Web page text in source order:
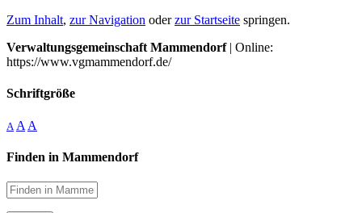
Zum Inhalt, zur Navigation oderzur Startseite springen.
Verwaltungsgemeinschaft Mammendorf| Online:
https://www.vgmammendorf.de/
Schriftgröße
A A A
Finden in Mammendorf